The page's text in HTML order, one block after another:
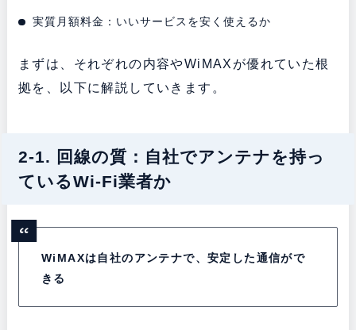
実質月額料金：いいサービスを安く使えるか
まずは、それぞれの内容やWiMAXが優れていた根
拠を、以下に解説していきます。
2-1. 回線の質：自社でアンテナを持っ
ているWi-Fi業者か
WiMAXは自社のアンテナで、安定した通信がで
きる